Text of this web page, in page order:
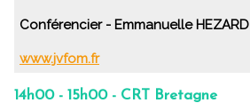
Conférencier - Emmanuelle HEZARD
www.jvfom.fr
14h00 - 15h00 - CRT Bretagne